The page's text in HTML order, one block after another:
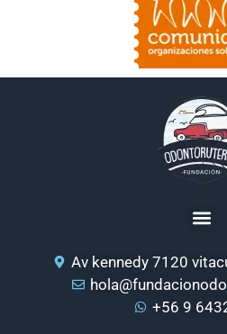
Av kennedy 7120
+56 9